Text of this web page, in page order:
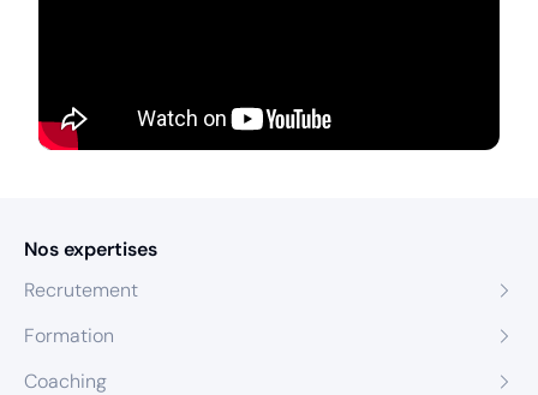
Nos expertises
Recrutement
Formation
Coaching